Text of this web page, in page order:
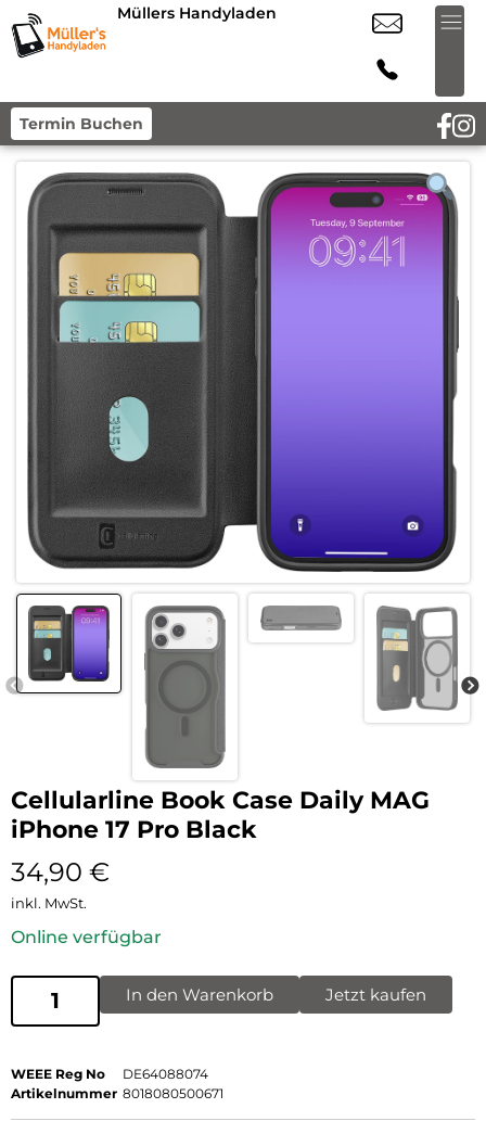
Müllers Handyladen
Termin Buchen
Cellularline Book Case Daily MAG
iPhone 17 Pro Black
34,90 €
inkl. MwSt.
Online verfügbar
In den Warenkorb Jetzt kaufen
WEEE Reg No
DE64088074
Artikelnummer 8018080500671